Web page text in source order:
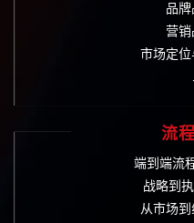
品牌
营销
市场定
流
端到端流
战略到
从市场到